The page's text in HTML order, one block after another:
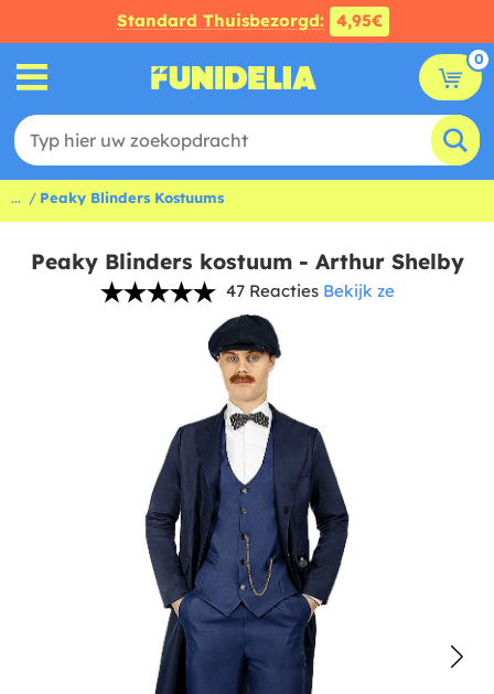
Standard Thuisbezorgd: 4,95€
0
... Peaky Blinders Kostuums
Peaky Blinders kostuum - Arthur Shelby
47 Reacties Bekijk ze